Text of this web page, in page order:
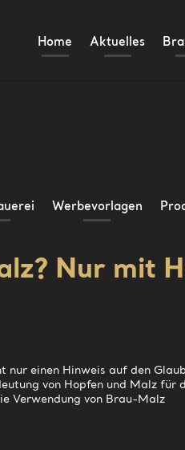
Home Aktuelles
Werbevorlagen
Nur mit
nur einen Hinweis auf den
von Hopfen und Malz für
Verwendung von Brau-Malz